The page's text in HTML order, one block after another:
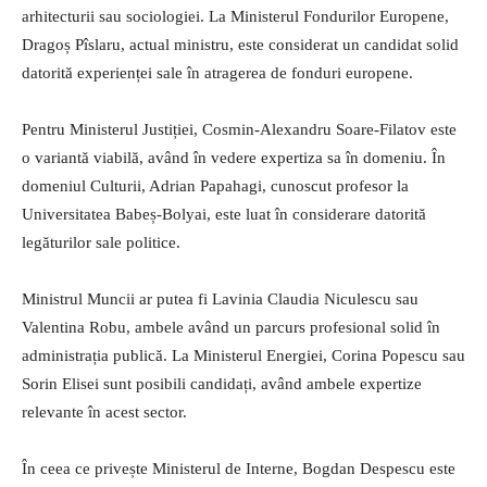
arhitecturii sau sociologiei. La Ministerul Fondurilor Europene,
Dragoș Pîslaru, actual ministru, este considerat un candidat solid
datorită experienței sale în atragerea de fonduri europene.
Pentru Ministerul Justiției, Cosmin-Alexandru Soare-Filatov este
o variantă viabilă, având în vedere expertiza sa în domeniu. În
domeniul Culturii, Adrian Papahagi, cunoscut profesor la
Universitatea Babeș-Bolyai, este luat în considerare datorită
legăturilor sale politice.
Ministrul Muncii ar putea fi Lavinia Claudia Niculescu sau
Valentina Robu, ambele având un parcurs profesional solid în
administrația publică. La Ministerul Energiei, Corina Popescu sau
Sorin Elisei sunt posibili candidați, având ambele expertize
relevante în acest sector.
În ceea ce privește Ministerul de Interne, Bogdan Despescu este